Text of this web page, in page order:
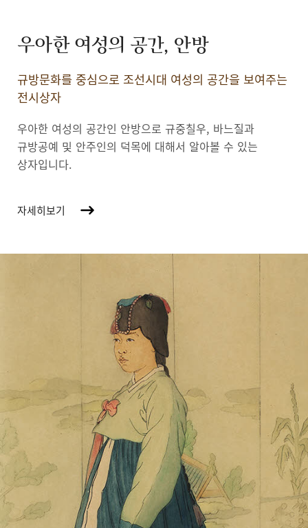
우아한 여성의 공간, 안방
규방문화를 중심으로 조선시대 여성의 공간을 보여주는
전시상자
우아한 여성의 공간인 안방으로 규중칠우, 바느질과
규방공예 및 안주인의 덕목에 대해서 알아볼 수 있는
상자입니다.
자세히보기